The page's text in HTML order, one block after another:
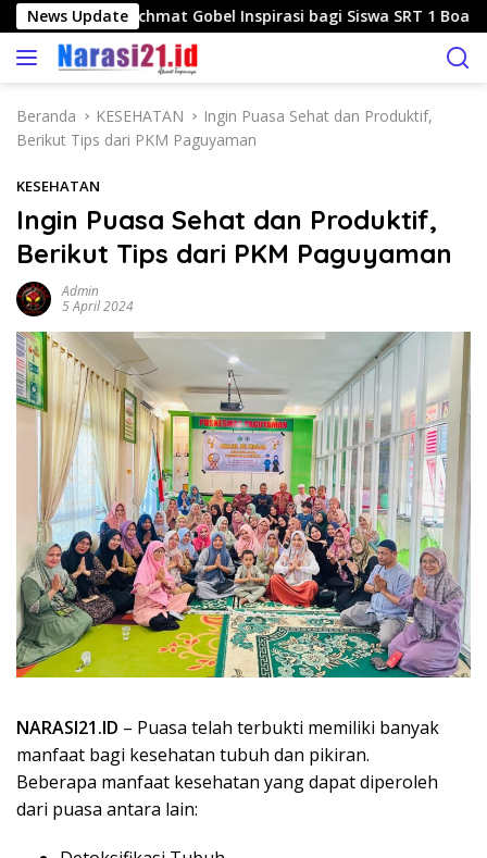
a
News Update
Jadikan Rachmat Gobel Inspirasi bagi Siswa SRT 1 Boalemo
Beranda KESEHATAN
Ingin Puasa Sehat dan Produktif,
Berikut Tips dari PKM Paguyaman
KESEHATAN
Ingin Puasa Sehat dan Produktif,
Berikut Tips dari PKM Paguyaman
Admin
5 April 2024
NARASI21.ID – Puasa telah terbukti memiliki banyak
manfaat bagi kesehatan tubuh dan pikiran.
Beberapa manfaat kesehatan yang dapat diperoleh
dari puasa antara lain: